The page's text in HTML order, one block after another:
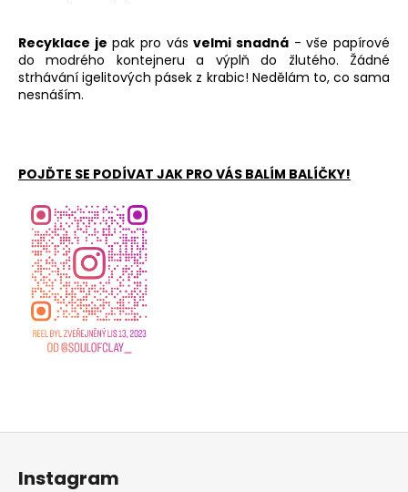
Recyklace je pak pro vásvelmi snadná - vše papírové
do modrého kontejneru a výplň do žlutého. Žádné
strhávání igelitových pásek z krabic! Nedělám to, co sama
nesnáším.
POJĎTE SE PODÍVAT JAK PRO VÁS BALÍM BALÍČKY!
Instagram